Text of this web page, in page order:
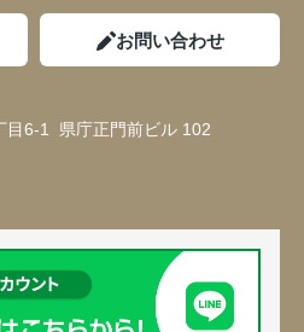
お問い合わせ
目6-1 県庁正門前ビル 102